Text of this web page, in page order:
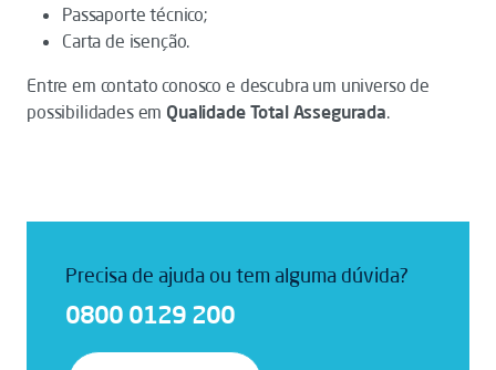
Passaporte técnico;
Carta de isenção.
Entre em contato conosco e descubra um universo de
possibilidades em Qualidade Total Assegurada.
Precisa de ajuda ou tem alguma dúvida?
0800 0129 200